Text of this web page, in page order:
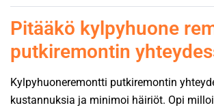
Pitääkö kylpyhuone
putkiremontin
Kylpyhuoneremontti putkiremontin
kustannuksia ja minimoi häiriöt. Opi